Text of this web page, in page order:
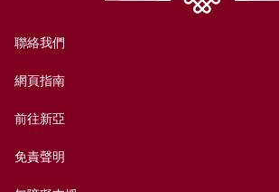
聯絡我們
網頁指南
前往新亞
免責聲明